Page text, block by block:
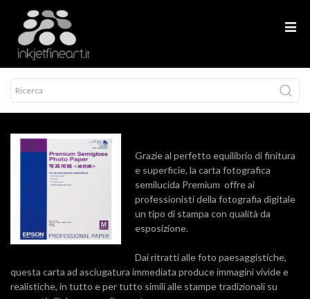
Grazie al perfetto equilibrio di finitura
e superficie, la carta fotografica
semilucida Premium offre ai
professionisti della fotografia digitale
un tipo di stampa con qualità da
esposizione.
Dai ritratti alle foto paesaggistiche,
questa carta ad asciugatura immediata produce immagini vivide e
realistiche, in tutto e per tutto simili alle stampe tradizionali su